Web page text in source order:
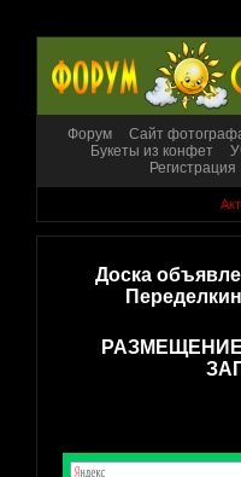
Форум Сайт
Букеты из конфет
Регистрация
Доска